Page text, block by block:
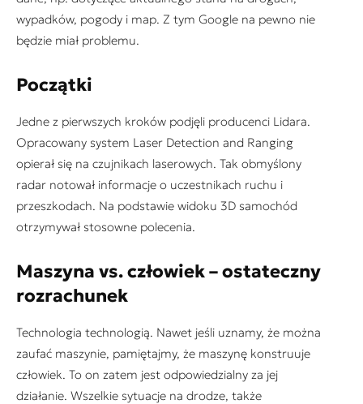
wypadków, pogody i map. Z tym Google na pewno nie
będzie miał problemu.
Początki
Jedne z pierwszych kroków podjęli producenci Lidara.
Opracowany system Laser Detection and Ranging
opierał się na czujnikach laserowych. Tak obmyślony
radar notował informacje o uczestnikach ruchu i
przeszkodach. Na podstawie widoku 3D samochód
otrzymywał stosowne polecenia.
Maszyna vs. człowiek – ostateczny
rozrachunek
Technologia technologią. Nawet jeśli uznamy, że można
zaufać maszynie, pamiętajmy, że maszynę konstruuje
człowiek. To on zatem jest odpowiedzialny za jej
działanie. Wszelkie sytuacje na drodze, także